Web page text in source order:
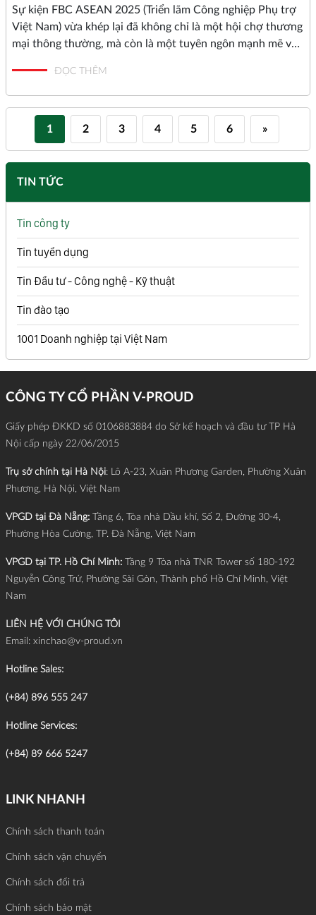
TIN TỨC
Tin công ty
Tin tuyển dụng
Tin Đầu tư - Công nghệ - Kỹ thuật
Tin đào tạo
1001 Doanh nghiệp tại Việt Nam
Sự kiện FBC ASEAN 2025 (Triển lãm Công nghiệp Phụ trợ
Việt Nam) vừa khép lại đã không chỉ là một hội chợ thương
mại thông thường, mà còn là một tuyên ngôn mạnh mẽ về
nghiệp phụ trợ Việt Nam. Những con số ấn tượng, sự hiện
diện của các "ông lớn" trong ngành sản xuất, cùng với một
cột mốc lịch sử về quản lý cơ sở vật chất, tất cả đã vẽ nên
một bức tranh đầy lạc quan về tương lai.
ĐỌC THÊM
1 2 3 4 5 6 »
CÔNG TY CỔ PHẦN V-PROUD
Giấy phép ĐKKD số 0106883884 do Sở kế hoạch và đầu tư TP Hà
Nội cấp ngày 22/06/2015
Trụ sở chính tại Hà Nội: Lô A-23, Xuân Phương Garden, Phường Xuân
Phương, Hà Nội, Việt Nam
VPGD tại Đà Nẵng: Tầng 6, Tòa nhà Dầu khí, Số 2, Đường 30-4,
Phường Hòa Cường, TP. Đà Nẵng, Việt Nam
VPGD tại TP. Hồ Chí Minh:
Tầng 9 Tòa nhà TNR Tower số 180-192
Nguyễn Công Trứ, Phường Sài Gòn, Thành phố Hồ Chí Minh, Việt
Nam
LIÊN HỆ VỚI CHÚNG TÔI
Email: xinchao@v-proud.vn
Hotline Sales:
(+84) 896 555 247
Hotline Services:
(+84) 89 666 5247
LINK NHANH
Chính sách thanh toán
Chính sách vận chuyển
Chính sách đổi trả
Chính sách bảo mật